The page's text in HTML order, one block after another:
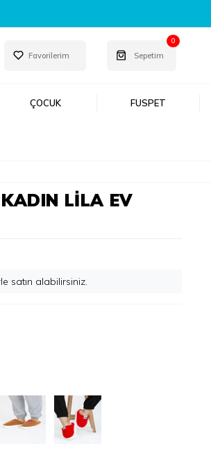
Favorilerim Sepetim
0
ÇOCUK FUSPET
LILA EV